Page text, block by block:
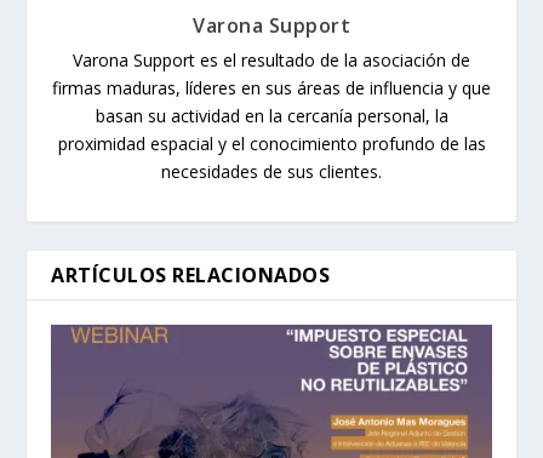
Varona Support
Varona Support es el resultado de la asociación de
firmas maduras, líderes en sus áreas de influencia y que
basan su actividad en la cercanía personal, la
proximidad espacial y el conocimiento profundo de las
necesidades de sus clientes.
ARTÍCULOS RELACIONADOS